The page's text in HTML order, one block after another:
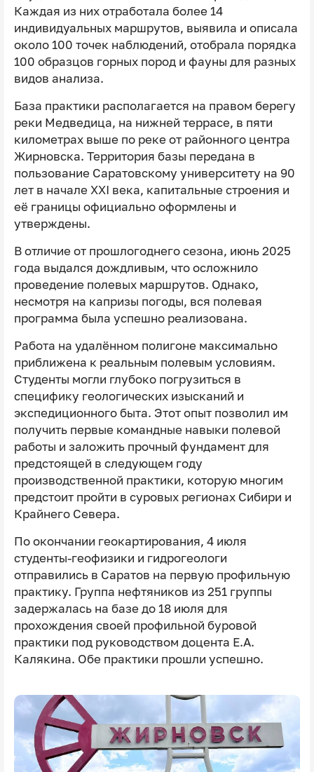
Каждая из них отработала более 14
индивидуальных маршрутов, выявила и описала
около 100 точек наблюдений, отобрала порядка
100 образцов горных пород и фауны для разных
видов анализа.
База практики располагается на правом берегу
реки Медведица, на нижней террасе, в пяти
километрах выше по реке от районного центра
Жирновска. Территория базы передана в
пользование Саратовскому университету на 90
лет в начале XXI века, капитальные строения и
её границы официально оформлены и
утверждены.
В отличие от прошлогоднего сезона, июнь 2025
года выдался дождливым, что осложнило
проведение полевых маршрутов. Однако,
несмотря на капризы погоды, вся полевая
программа была успешно реализована.
Работа на удалённом полигоне максимально
приближена к реальным полевым условиям.
Студенты могли глубоко погрузиться в
специфику геологических изысканий и
экспедиционного быта. Этот опыт позволил им
получить первые командные навыки полевой
работы и заложить прочный фундамент для
предстоящей в следующем году
производственной практики, которую многим
предстоит пройти в суровых регионах Сибири и
Крайнего Севера.
По окончании геокартирования, 4 июля
студенты-геофизики и гидрогеологи
отправились в Саратов на первую профильную
практику. Группа нефтяников из 251 группы
задержалась на базе до 18 июля для
прохождения своей профильной буровой
практики под руководством доцента Е.А.
Калякина. Обе практики прошли успешно.